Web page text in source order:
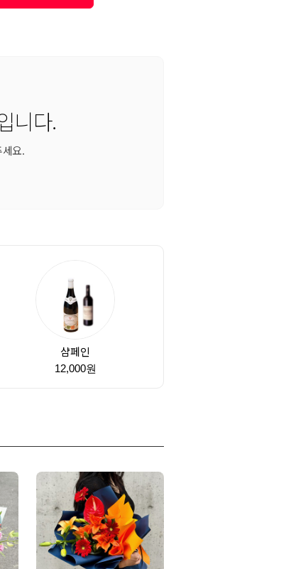
니다.
요.
샴페인
12,000원